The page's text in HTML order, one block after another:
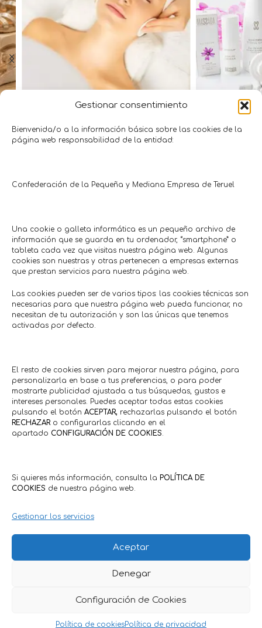
Gestionar consentimiento
Bienvenida/o a la información básica sobre las cookies de la
página web responsabilidad de la entidad:
Confederación de la Pequeña y Mediana Empresa de Teruel
Una cookie o galleta informática es un pequeño archivo de
información que se guarda en tu ordenador, “smartphone” o
tableta cada vez que visitas nuestra página web. Algunas
cookies son nuestras y otras pertenecen a empresas externas
que prestan servicios para nuestra página web.
Las cookies pueden ser de varios tipos: las cookies técnicas son
necesarias para que nuestra página web pueda funcionar, no
necesitan de tu autorización y son las únicas que tenemos
activadas por defecto.
El resto de cookies sirven para mejorar nuestra página, para
personalizarla en base a tus preferencias, o para poder
mostrarte publicidad ajustada a tus búsquedas, gustos e
intereses personales. Puedes aceptar todas estas cookies
pulsando el botón ACEPTAR, rechazarlas pulsando el botón
RECHAZARo configurarlas clicando en el
apartado CONFIGURACIÓN DE COOKIES.
Si quieres más información, consulta la POLÍTICA DE
COOKIES de nuestra página web.
Gestionar los servicios
Aceptar
Denegar
Configuración de Cookies
Política de cookiesPolítica de privacidad
Salud • Belleza
50% en
Comercios en actívaTe
Política de Privacidad·Política de Cookies
Comercios